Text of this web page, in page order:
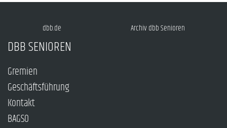
dbb.de Archiv dbb Senioren
DBB SENIOREN
Gremien
Geschäftsführung
Kontakt
BAGSO